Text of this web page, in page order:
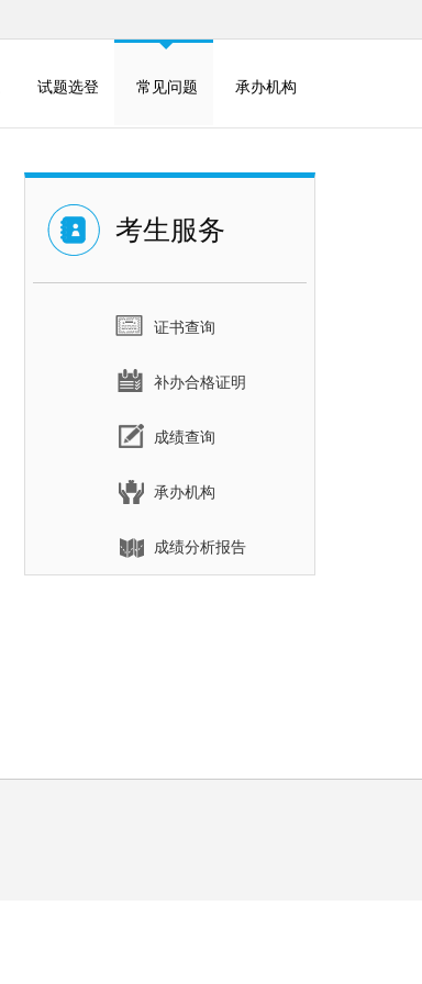
试题选登 常见问题 承办机构
考生服务
证书查询
补办合格证明
成绩查询
承办机构
成绩分析报告